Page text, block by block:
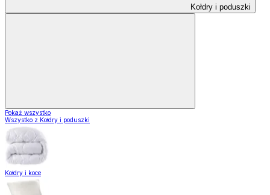
Kołdry i poduszki
Pokaż wszystko
Wszystko z Kołdry i poduszki
Kołdry i koce